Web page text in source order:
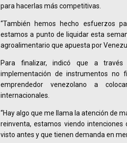
para hacerlas más competitivas.
“También hemos hecho esfuerzos
estamos a punto de liquidar esta
agroalimentario que apuesta por
Para finalizar, indicó que a
implementación de instrumentos no
emprendedor venezolano a
internacionales.
“Hay algo que me llama la atención de
reinventa, estamos viendo
visto antes y que tienen demanda en